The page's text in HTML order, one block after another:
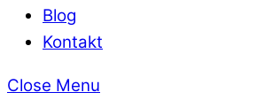
Blog
Kontakt
Close Menu